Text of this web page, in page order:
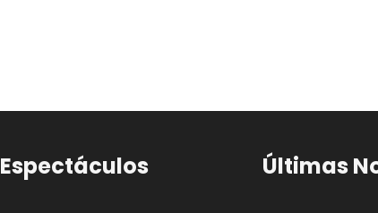
Espectáculos Últimas